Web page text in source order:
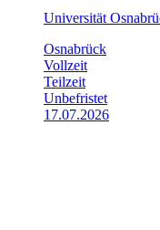
Universität
Osnabrück
Vollzeit
Teilzeit
Unbefristet
17.07.2026